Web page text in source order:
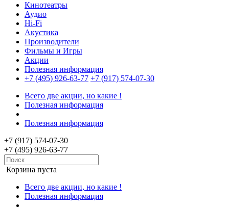
Кинотеатры
Аудио
Hi-Fi
Акустика
Производители
Фильмы и Игры
Акции
Полезная информация
+7 (495) 926-63-77 +7 (917) 574-07-30
Всего две акции, но какие !
Полезная информация
Полезная информация
+7 (917) 574-07-30
+7 (495) 926-63-77
Корзина пуста
Всего две акции, но какие !
Полезная информация